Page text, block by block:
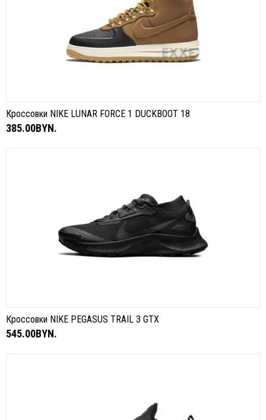
Кроссовки NIKE LUNAR FORCE 1 DUCKBOOT 18
385.00BYN.
Кроссовки NIKE PEGASUS TRAIL 3 GTX
545.00BYN.